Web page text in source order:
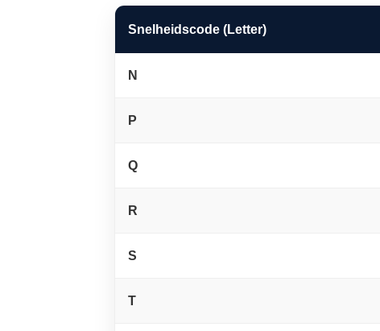
Snelheidscode (Letter)
N
P
Q
R
S
T